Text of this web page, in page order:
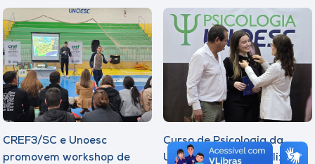
CREF3/SC e Unoesc
promovem workshop de
Curso de Psicologia da
Unoesc Joaçaba realiza 2ª